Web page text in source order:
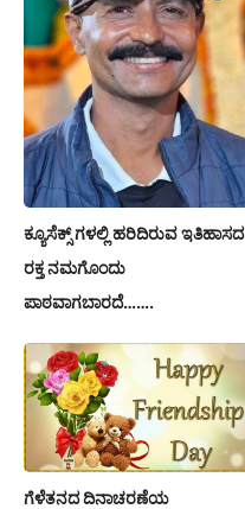
ಕ್ಯೂಸೆಕ್ಸ್ ಗಳಲ್ಲಿ ಹರಿದಿರುವ ಇತಿಹಾಸದ
ರಕ್ತ ನಮಗೊಂದು
ಪಾಠವಾಗಬಾರದೆ…….
ಗೆಳೆತನದ ದಿನಾಚರಣೆಯ